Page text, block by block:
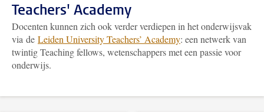
Teachers' Academy
Docenten kunnen zich ook verder verdiepen in het onderwijsvak
via de Leiden University Teachers’ Academy: een netwerk van
twintig Teaching fellows, wetenschappers met een passie voor
onderwijs.